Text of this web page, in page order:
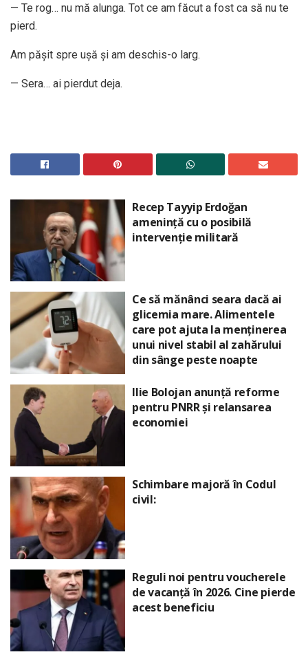
— Te rog… nu mă alunga. Tot ce am făcut a fost ca să nu te
pierd.
Am pășit spre ușă și am deschis-o larg.
— Sera… ai pierdut deja.
Recep Tayyip Erdoğan
amenință cu o posibilă
intervenție militară
Ce să mănânci seara dacă ai
glicemia mare. Alimentele
care pot ajuta la menținerea
unui nivel stabil al zahărului
din sânge peste noapte
Ilie Bolojan anunță reforme
pentru PNRR și relansarea
economiei
Schimbare majoră în Codul
civil:
Reguli noi pentru voucherele
de vacanță în 2026. Cine pierde
acest beneficiu